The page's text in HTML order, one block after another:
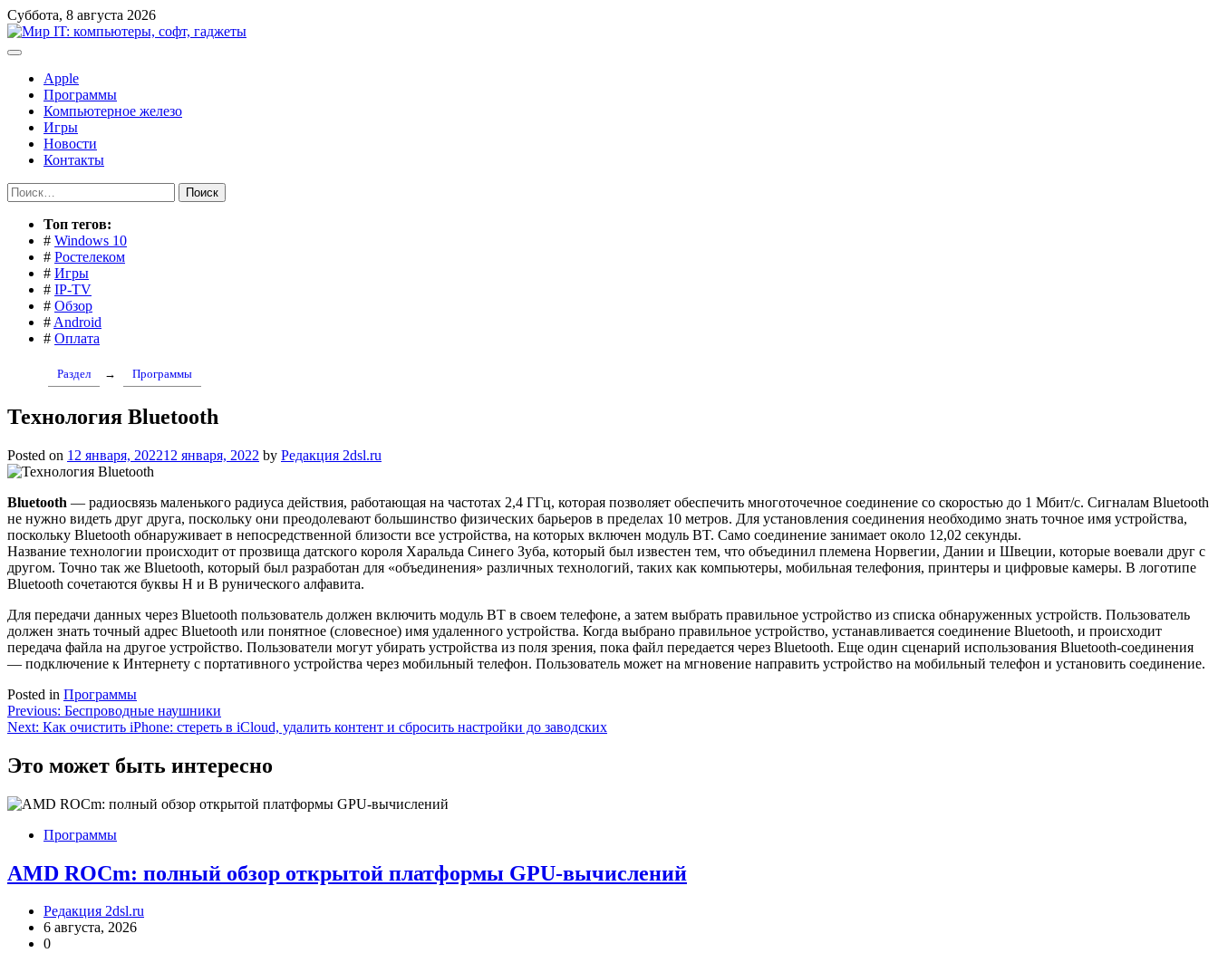
Перейти
к
содержимому
Суббота, 8 августа 2026
Apple
Программы
Компьютерное железо
Игры
Новости
Контакты
Найти:
Toп тегов:
# Windows 10
# Ростелеком
# Игры
# IP-TV
# Обзор
# Android
# Оплата
Раздел → Программы
Технология Bluetooth
Posted on 12 января, 202212 января, 2022 by Редакция 2dsl.ru
Bluetooth — радиосвязь маленького радиуса действия, работающая на частотах 2,4 ГГц, которая позволяет обеспечить многоточечное соединение со скоростью до 1 Мбит/с. Сигналам Bluetooth
не нужно видеть друг друга, поскольку они преодолевают большинство физических барьеров в пределах 10 метров. Для установления соединения необходимо знать точное имя устройства,
поскольку Bluetooth обнаруживает в непосредственной близости все устройства, на которых включен модуль BT. Само соединение занимает около 12,02 секунды.
Название технологии происходит от прозвища датского короля Харальда Синего Зуба, который был известен тем, что объединил племена Норвегии, Дании и Швеции, которые воевали друг с
другом. Точно так же Bluetooth, который был разработан для «объединения» различных технологий, таких как компьютеры, мобильная телефония, принтеры и цифровые камеры. В логотипе
Bluetooth сочетаются буквы H и B рунического алфавита.
Для передачи данных через Bluetooth пользователь должен включить модуль BT в своем телефоне, а затем выбрать правильное устройство из списка обнаруженных устройств. Пользователь
должен знать точный адрес Bluetooth или понятное (словесное) имя удаленного устройства. Когда выбрано правильное устройство, устанавливается соединение Bluetooth, и происходит
передача файла на другое устройство. Пользователи могут убирать устройства из поля зрения, пока файл передается через Bluetooth. Еще один сценарий использования Bluetooth-соединения
— подключение к Интернету с портативного устройства через мобильный телефон. Пользователь может на мгновение направить устройство на мобильный телефон и установить соединение.
Posted in Программы
Навигация
по
записям
Previous: Беспроводные наушники
Next: Как очистить iPhone: стереть в iCloud, удалить контент и сбросить настройки до заводских
Это может быть интересно
Программы
AMD ROCm: полный обзор открытой платформы GPU-вычислений
Редакция 2dsl.ru
6 августа, 2026
0